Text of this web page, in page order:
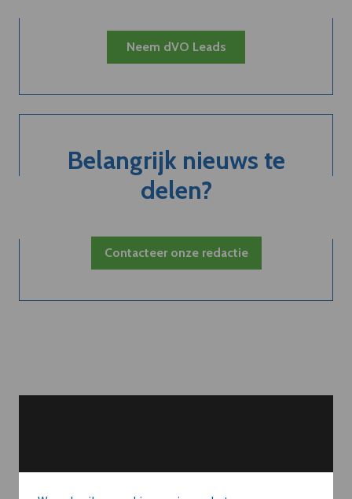
Neem dVO Leads
Belangrijk nieuws te
delen?
Contacteer onze redactie